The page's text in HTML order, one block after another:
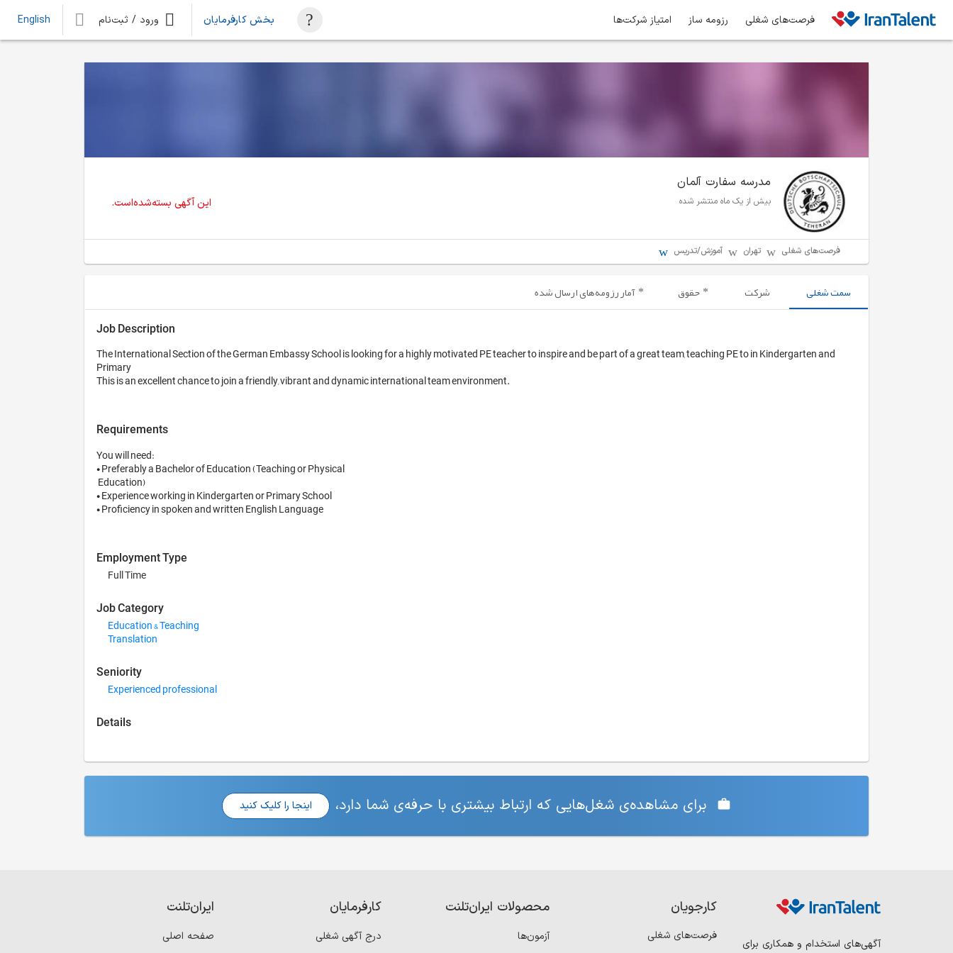
فرصت‌های شغلی رزومه ساز امتیاز شرکت‌ها بخش کارفرمایان ورود / ثبت‌نام English
مدرسه سفارت آلمان
بیش از یک ماه منتشر شده این آگهی بسته‌شده‌است.
فرصت‌های شغلی تهران آموزش/تدریس
سمت شغلی شرکت حقوق آمار رزومه‌های ارسال شده
Job Description
The International Section of the German Embassy School is looking for a highly motivated PE teacher to inspire and be part of a great team, teaching PE to in Kindergarten and
Primary
This is an excellent chance to join a friendly, vibrant and dynamic international team environment.
Requirements
You will need:
• Preferably a Bachelor of Education (Teaching or Physical
• Experience working in Kindergarten or Primary School
Employment Type
Full Time
Job Category
Education & Teaching
Translation
Seniority
Experienced professional
Details
برای مشاهده‌ی شغل‌هایی که ارتباط بیشتری با حرفه‌ی شما دارد، اینجا را کلیک کنید
آگهی‌های استخدام و همکاری برای
کارجویان
فرصت‌های شغلی
محصولات ایران‌تلنت
آزمون‌ها
کارفرمایان
درج آگهی شغلی
ایران‌تلنت
صفحه اصلی